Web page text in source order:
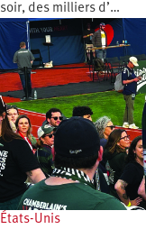
soir, des milliers d’…
États-Unis